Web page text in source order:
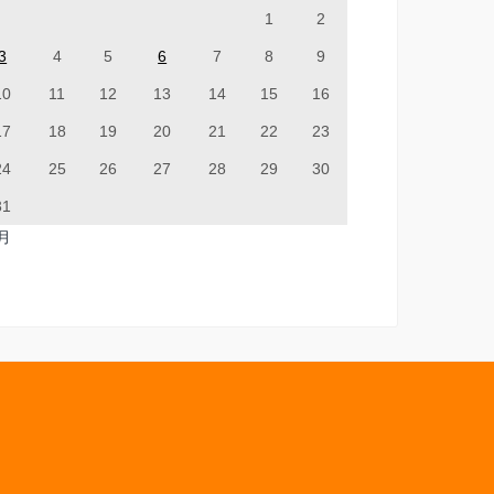
1 2
4 5 6 7 8 9
11 12 13 14 15 16
18 19 20 21 22 23
25 26 27 28 29 30